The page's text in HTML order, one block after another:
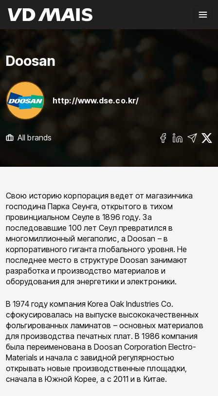
Doosan
http://www.dse.co.kr/
All brands
Свою историю корпорация ведет от магазинчика
господина Парка Сеунга, открытого в тихом
провинциальном Сеуле в 1896 году. За
последовавшие 100 лет Сеул превратился в
многомиллионный мегаполис, а Doosan – в
корпоративного гиганта глобального уровня. Не
последнее место в структуре Doosan занимают
разработка и производство материалов и
оборудования для энергетики и электроники.
В 1974 году компания Korea Oak Industries Co.
сфокусировалась на выпуске высококачественных
фольгированных ламинатов – основных материалов
для производства печатных плат. В 1986 компания
была переименована в Doosan Corporation Electro-
Materials и начала с завидной регулярностью
открывать новые производственные площадки,
сначала в Южной Корее, а с 2011 и в Китае.